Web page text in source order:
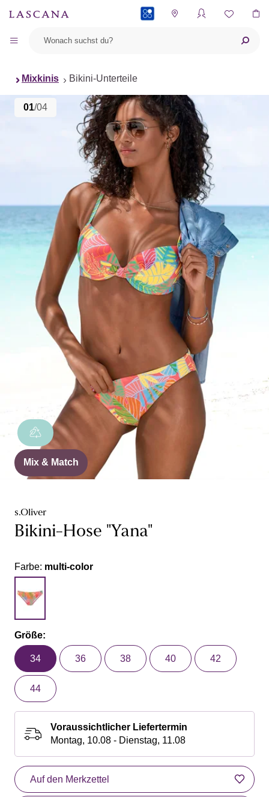
Mixkinis Bikini-Unterteile
01/04
Mix & Match
s.Oliver
Bikini-Hose "Yana"
Farbe: multi-color
Größe:
34 36 38 40 42
44
Voraussichtlicher Liefertermin
Montag, 10.08 - Dienstag, 11.08
Auf den Merkzettel